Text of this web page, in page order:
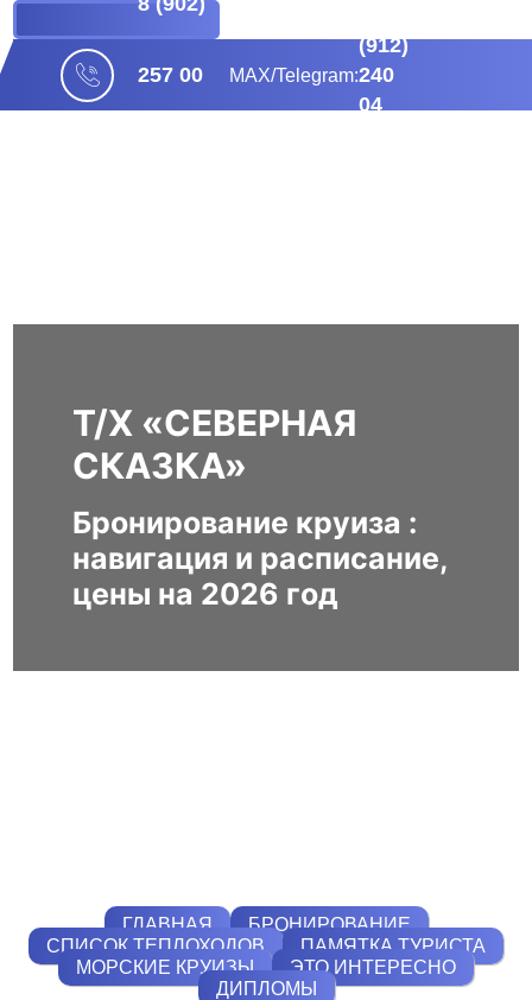
БРОНИРОВАНИЕ
257 00 МАХ/Telegram:
(912)
240
04
Т/Х «СЕВЕРНАЯ
СКАЗКА»
Бронирование круиза :
навигация и расписание,
цены на 2026 год
ГЛАВНАЯ
БРОНИРОВАНИЕ
СПИСОК ТЕПЛОХОДОВ
ПАМЯТКА ТУРИСТА
МОРСКИЕ КРУИЗЫ
ЭТО ИНТЕРЕСНО
ДИПЛОМЫ